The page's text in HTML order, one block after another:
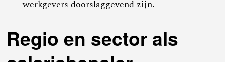
werkgevers doorslaggevend zijn.
Regio en sector als